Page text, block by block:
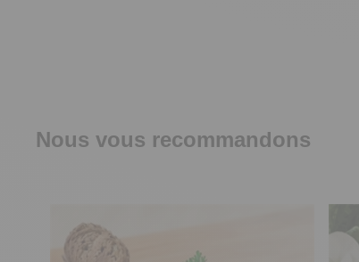
Nous vous recommandons